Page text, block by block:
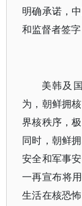
明确承诺，
和监督者签
美韩及
为，朝鲜拥
界核秩序，
同时，朝鲜
安全和军事
一再宣布将
生活在核恐